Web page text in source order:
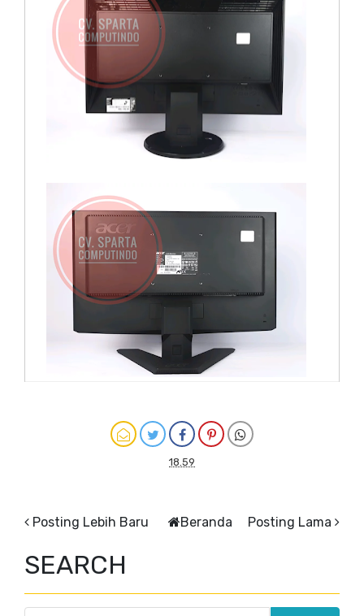
18.59
Posting Lebih Baru Posting Lama
Beranda
SEARCH